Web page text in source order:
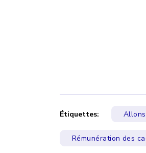
Étiquettes:
Rémunération des